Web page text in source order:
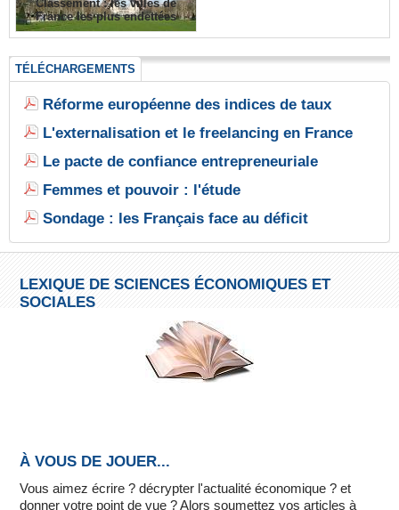
Classement : les villes de
France les plus endettées
TÉLÉCHARGEMENTS
Réforme européenne des indices de taux
L'externalisation et le freelancing en France
Le pacte de confiance entrepreneuriale
Femmes et pouvoir : l'étude
Sondage : les Français face au déficit
LEXIQUE DE SCIENCES ÉCONOMIQUES ET
SOCIALES
À VOUS DE JOUER...
Vous aimez écrire ? décrypter l'actualité économique ? et
donner votre point de vue ? Alors soumettez vos articles à